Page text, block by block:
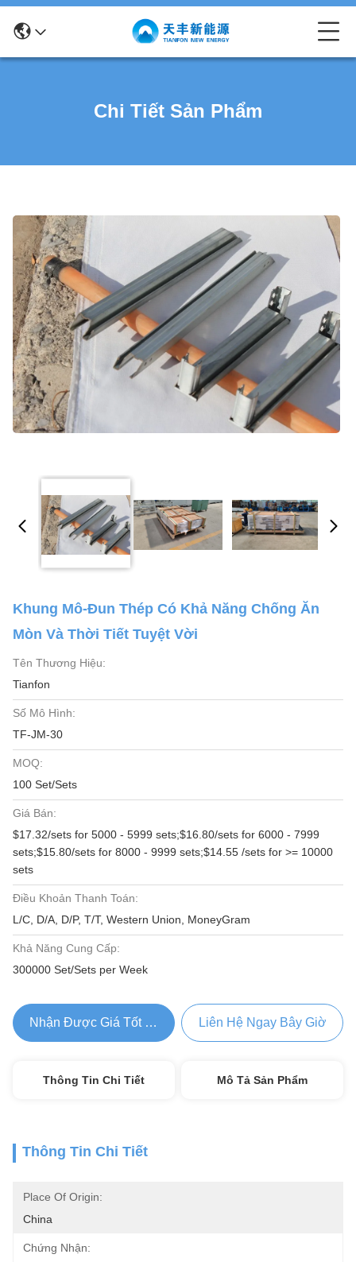
Chi Tiết Sản Phẩm
Khung Mô-Đun Thép Có Khả Năng Chống Ăn
Mòn Và Thời Tiết Tuyệt Vời
Tên Thương Hiệu:
Tianfon
Số Mô Hình:
TF-JM-30
MOQ:
100 Set/Sets
Giá Bán:
$17.32/sets for 5000 - 5999 sets;$16.80/sets for 6000 - 7999
sets;$15.80/sets for 8000 - 9999 sets;$14.55 /sets for >= 10000
sets
Điều Khoản Thanh Toán:
L/C, D/A, D/P, T/T, Western Union, MoneyGram
Khả Năng Cung Cấp:
300000 Set/Sets per Week
Nhận Được Giá Tốt Nhất Liên Hệ Ngay Bây Giờ
Thông Tin Chi Tiết Mô Tả Sản Phẩm
Thông Tin Chi Tiết
Place Of Origin:
China
Chứng Nhận: